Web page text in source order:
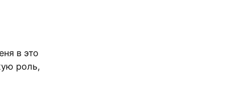
в это
роль,